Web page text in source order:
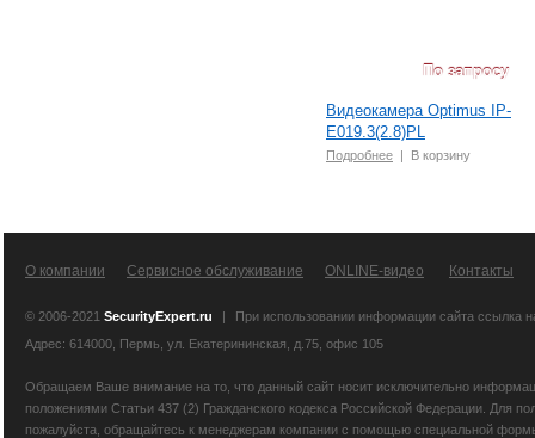
По запросу
Видеокамера Optimus IP-
E019.3(2.8)PL
Подробнее | В корзину
О компании Сервисное обслуживание ONLINE-видео Контакты
© 2006-2021 SecurityExpert.ru |
При использовании информации сайта ссылка
Адрес: 614000, Пермь, ул. Екатерининская, д.75, офис 105
Обращаем Ваше внимание на то, что данный сайт носит исключительно
положениями Статьи 437 (2) Гражданского кодекса Российской Федерации. Для
пожалуйста, обращайтесь к менеджерам компании с помощью специальной